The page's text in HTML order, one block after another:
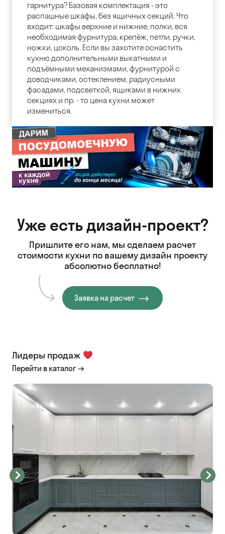
гарнитура? Базовая комплектация - это
распашные шкафы, без ящичных секций. Что
входит: шкафы верхние и нижние, полки, вся
необходимая фурнитура, крепёж, петли, ручки,
ножки, цоколь. Если вы захотите оснастить
кухню дополнительными выкатными и
подъёмными механизмами, фурнитурой с
доводчиками, остеклением, радиусными
фасадами, подсветкой, ящиками в нижних
секциях и пр. - то цена кухни может
измениться.
Уже есть дизайн-проект?
Пришлите его нам, мы сделаем расчет
стоимости кухни по вашему дизайн проекту
абсолютно бесплатно!
Заявка на расчет
Лидеры продаж
Перейти в каталог